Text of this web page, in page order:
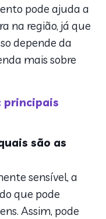
pode ajuda a
na região, já que
depende da
mais sobre
principais
são as
sensível, a
que pode
Assim, pode